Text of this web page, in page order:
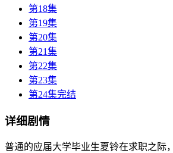
第18集
第19集
第20集
第21集
第22集
第23集
第24集完结
详细剧情
普通的应届大学毕业生夏铃在求职之际